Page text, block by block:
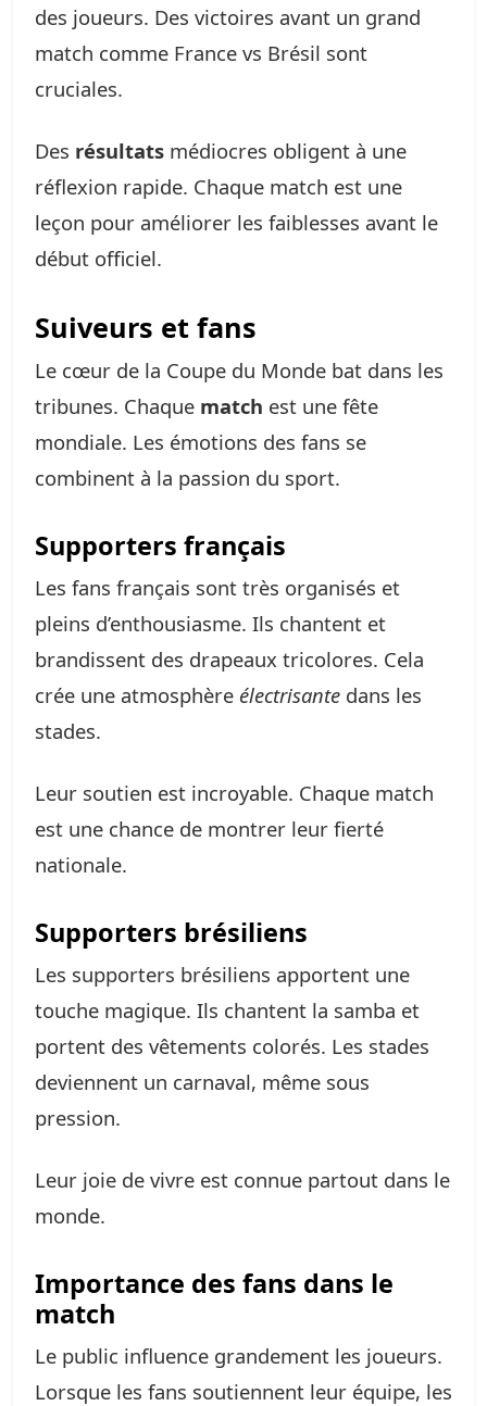
des joueurs. Des victoires avant un grand
match comme France vs Brésil sont
cruciales.
Des résultats médiocres obligent à une
réflexion rapide. Chaque match est une
leçon pour améliorer les faiblesses avant le
début officiel.
Suiveurs et fans
Le cœur de la Coupe du Monde bat dans les
tribunes. Chaque match est une fête
mondiale. Les émotions des fans se
combinent à la passion du sport.
Supporters français
Les fans français sont très organisés et
pleins d’enthousiasme. Ils chantent et
brandissent des drapeaux tricolores. Cela
crée une atmosphère électrisante dans les
stades.
Leur soutien est incroyable. Chaque match
est une chance de montrer leur fierté
nationale.
Supporters brésiliens
Les supporters brésiliens apportent une
touche magique. Ils chantent la samba et
portent des vêtements colorés. Les stades
deviennent un carnaval, même sous
pression.
Leur joie de vivre est connue partout dans le
monde.
Importance des fans dans le
match
Le public influence grandement les joueurs.
Lorsque les fans soutiennent leur équipe, les